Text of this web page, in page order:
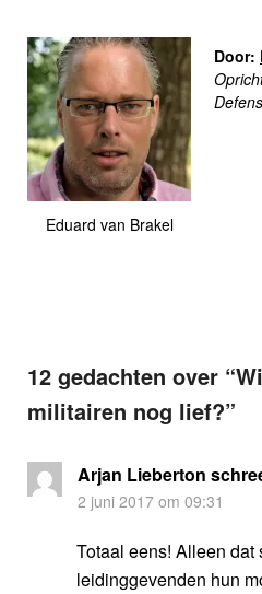
Eduard van Brakel
Door:
12 gedachten over “
militairen nog lief?”
Arjan Lieberton
2 juni 2017 om 09:31
Totaal eens! Alleen dat
leidinggevenden hun